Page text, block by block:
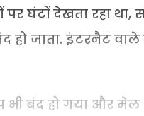
घंटों देखता रहा था,
हो जाता. इंटरनैट
भी बंद हो गया और मेल